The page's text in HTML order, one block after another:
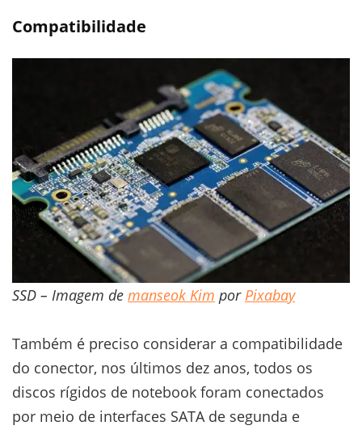
Compatibilidade
SSD – Imagem de manseok Kim porPixabay
Também é preciso considerar a compatibilidade
do conector, nos últimos dez anos, todos os
discos rígidos de notebook foram conectados
por meio de interfaces SATA de segunda e